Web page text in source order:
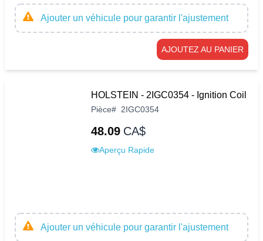
Ajouter un véhicule pour garantir l'ajustement
AJOUTEZ AU PANIER
HOLSTEIN - 2IGC0354 - Ignition Coil
Pièce# 2IGC0354
48.09 CA$
Aperçu Rapide
Ajouter un véhicule pour garantir l'ajustement